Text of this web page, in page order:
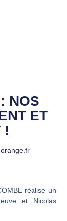
NOS
ET
!
réalise un
et Nicolas